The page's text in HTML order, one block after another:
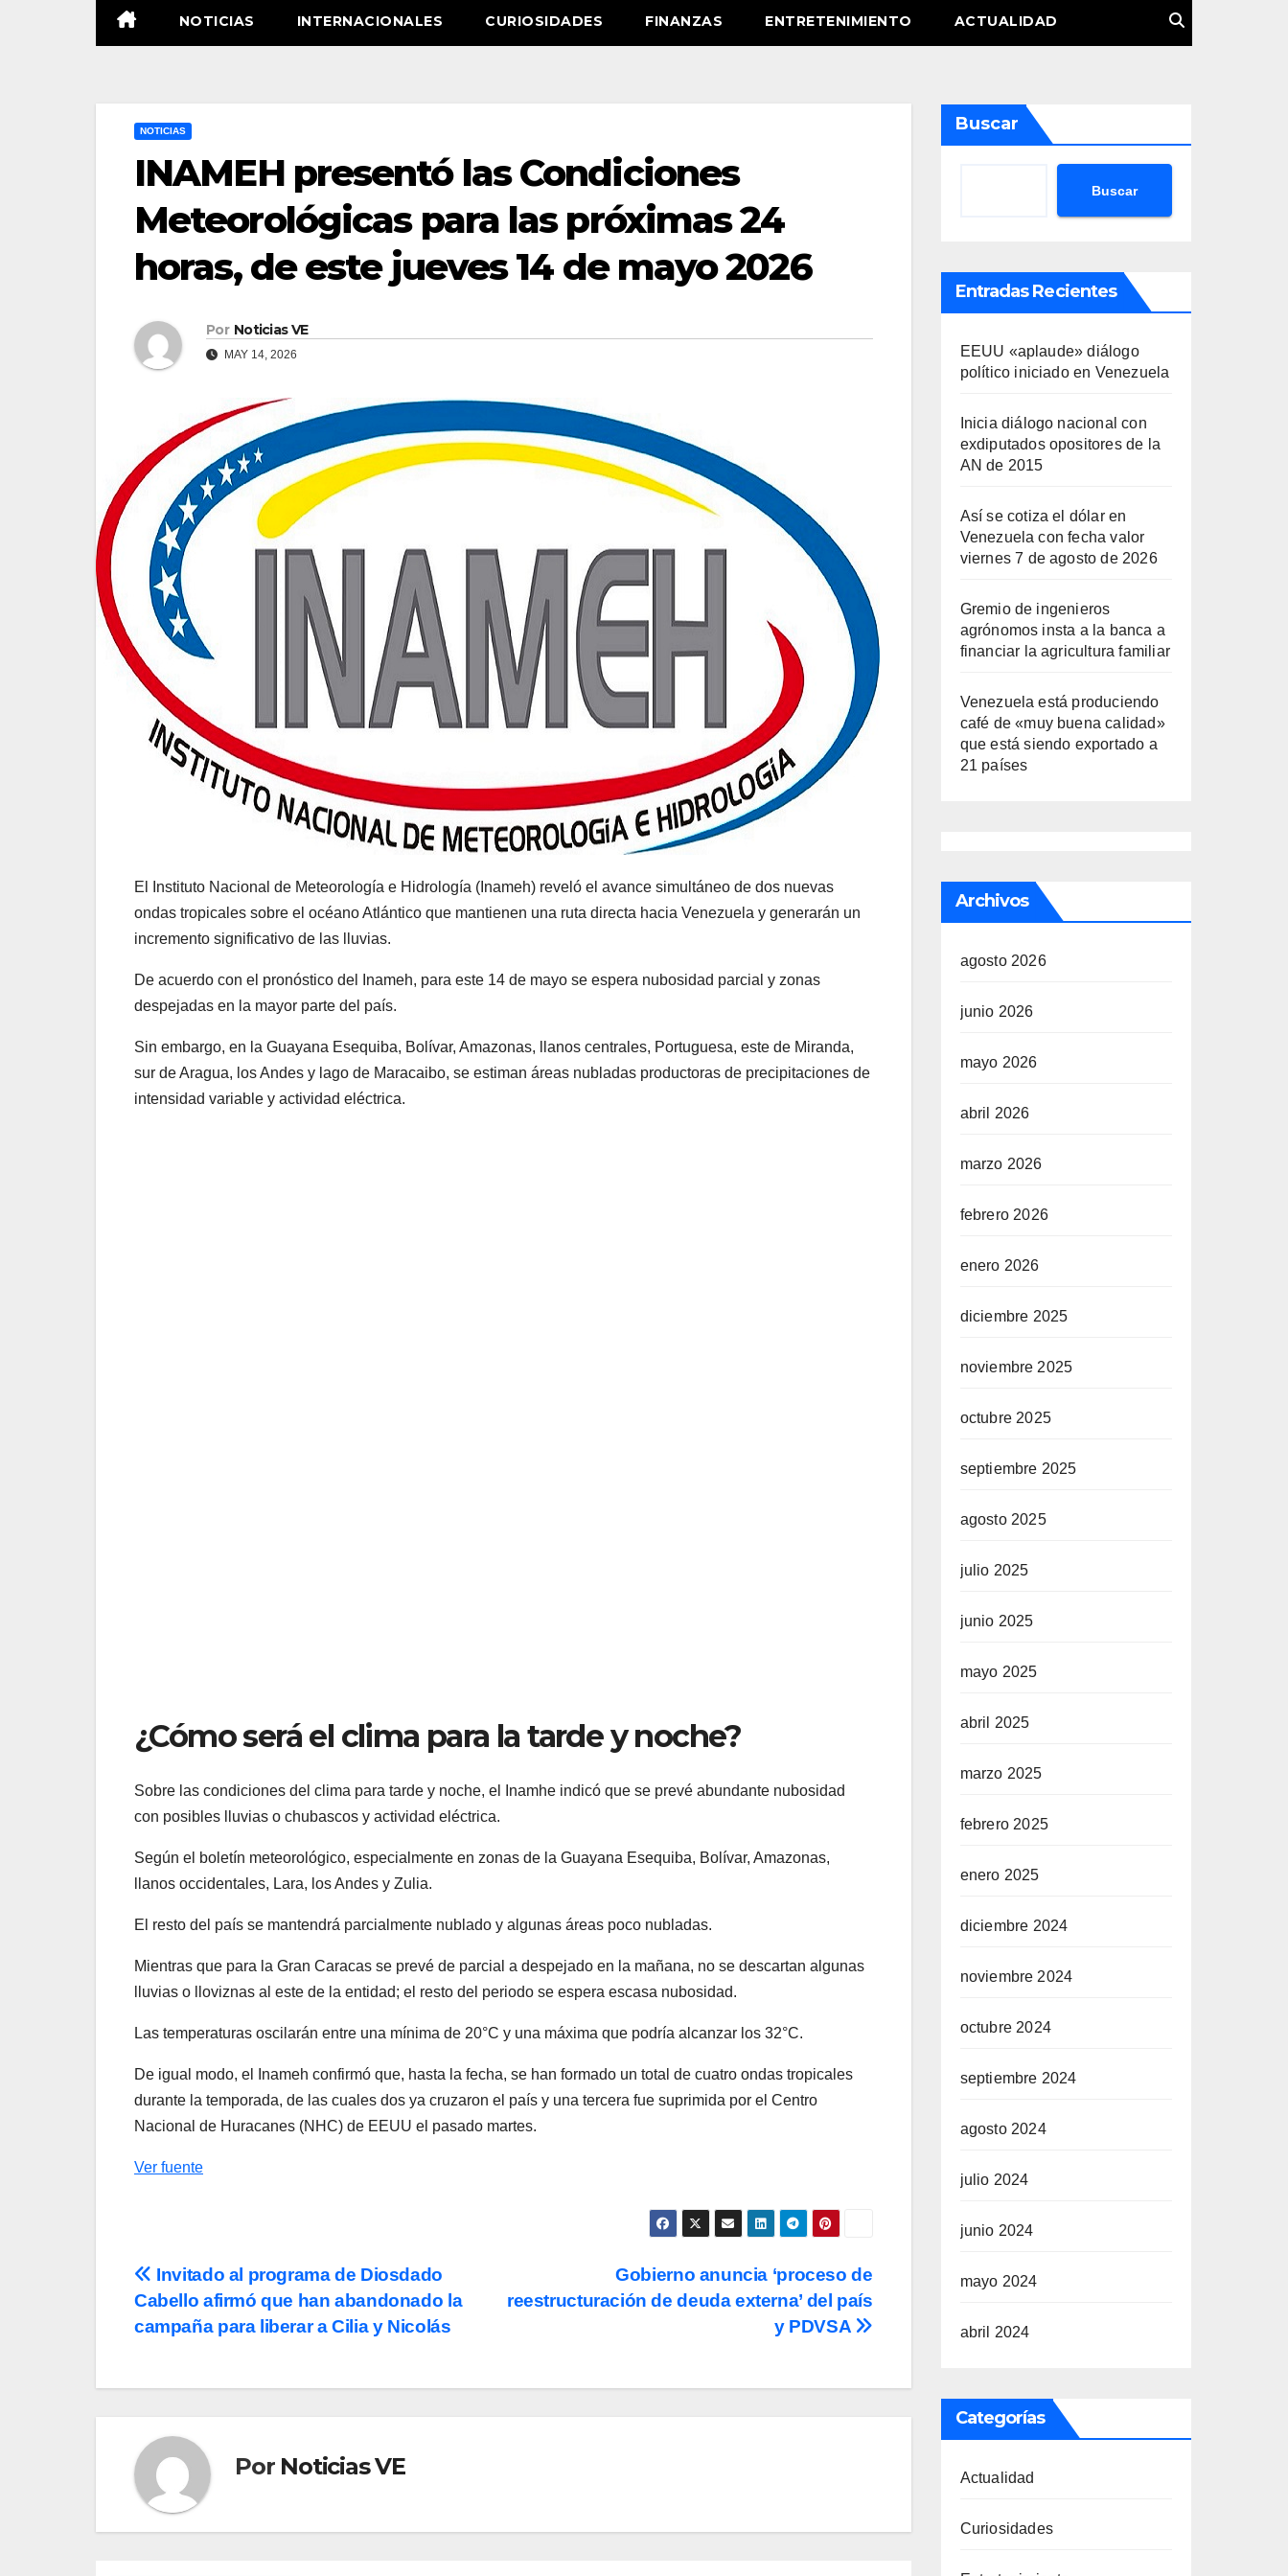
NOTICIAS INTERNACIONALES CURIOSIDADES FINANZAS ENTRETENIMIENTO ACTUALIDAD
NOTICIAS
INAMEH presentó las Condiciones
Meteorológicas para las próximas 24
horas, de este jueves 14 de mayo 2026
Por Noticias VE
MAY 14, 2026
El Instituto Nacional de Meteorología e Hidrología (Inameh) reveló el avance simultáneo de dos nuevas
ondas tropicales sobre el océano Atlántico que mantienen una ruta directa hacia Venezuela y generarán un
incremento significativo de las lluvias.
De acuerdo con el pronóstico del Inameh, para este 14 de mayo se espera nubosidad parcial y zonas
despejadas en la mayor parte del país.
Sin embargo, en la Guayana Esequiba, Bolívar, Amazonas, llanos centrales, Portuguesa, este de Miranda,
sur de Aragua, los Andes y lago de Maracaibo, se estiman áreas nubladas productoras de precipitaciones de
intensidad variable y actividad eléctrica.
¿Cómo será el clima para la tarde y noche?
Sobre las condiciones del clima para tarde y noche, el Inamhe indicó que se prevé abundante nubosidad
con posibles lluvias o chubascos y actividad eléctrica.
Según el boletín meteorológico, especialmente en zonas de la Guayana Esequiba, Bolívar, Amazonas,
llanos occidentales, Lara, los Andes y Zulia.
El resto del país se mantendrá parcialmente nublado y algunas áreas poco nubladas.
Mientras que para la Gran Caracas se prevé de parcial a despejado en la mañana, no se descartan algunas
lluvias o lloviznas al este de la entidad; el resto del periodo se espera escasa nubosidad.
Las temperaturas oscilarán entre una mínima de 20°C y una máxima que podría alcanzar los 32°C.
De igual modo, el Inameh confirmó que, hasta la fecha, se han formado un total de cuatro ondas tropicales
durante la temporada, de las cuales dos ya cruzaron el país y una tercera fue suprimida por el Centro
Nacional de Huracanes (NHC) de EEUU el pasado martes.
Ver fuente
Navegación
de
Gobierno anuncia ‘proceso de
reestructuración de deuda externa’ del país
y PDVSA
Invitado al programa de Diosdado
Cabello afirmó que han abandonado la
campaña para liberar a Cilia y Nicolás
Por Noticias VE
Buscar
Buscar
Entradas Recientes
EEUU «aplaude» diálogo
político iniciado en Venezuela
Inicia diálogo nacional con
exdiputados opositores de la
AN de 2015
Así se cotiza el dólar en
Venezuela con fecha valor
viernes 7 de agosto de 2026
Gremio de ingenieros
agrónomos insta a la banca a
financiar la agricultura familiar
Venezuela está produciendo
café de «muy buena calidad»
que está siendo exportado a
21 países
Archivos
agosto 2026
junio 2026
mayo 2026
abril 2026
marzo 2026
febrero 2026
enero 2026
diciembre 2025
noviembre 2025
octubre 2025
septiembre 2025
agosto 2025
julio 2025
junio 2025
mayo 2025
abril 2025
marzo 2025
febrero 2025
enero 2025
diciembre 2024
noviembre 2024
octubre 2024
septiembre 2024
agosto 2024
julio 2024
junio 2024
mayo 2024
abril 2024
Categorías
Actualidad
Curiosidades